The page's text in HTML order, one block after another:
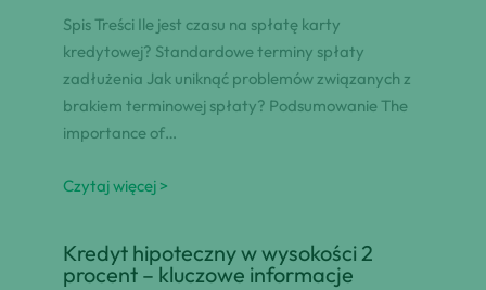
Spis Treści Ile jest czasu na spłatę karty
kredytowej? Standardowe terminy spłaty
zadłużenia Jak uniknąć problemów związanych z
brakiem terminowej spłaty? Podsumowanie The
importance of…
Czytaj więcej >
Kredyt hipoteczny w wysokości 2
procent – kluczowe informacje